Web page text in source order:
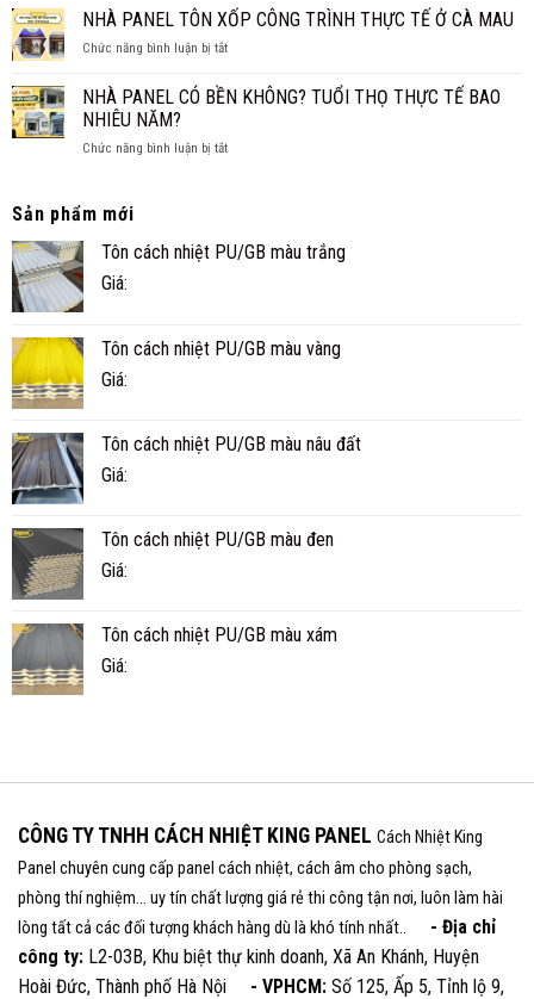
THỐNG?
GIA
NHỎ
NHANH
NGHI
XPS
CÁCH
ÂM
SÀN,
NHÀ PANEL TÔN XỐP CÔNG TRÌNH THỰC TẾ Ở CÀ MAU
Chức năng bình luận bị tắtở
PANEL
TÔN
CÔNG
CÀ
NHÀ PANEL CÓ BỀN KHÔNG? TUỔI THỌ THỰC TẾ BAO
NHIÊU NĂM?
Chức năng bình luận bị tắtở
KHÔNG?
BAO
Sản phẩm mới
Tôn cách nhiệt PU/GB màu trắng
Giá:
Tôn cách nhiệt PU/GB màu vàng
Giá:
Tôn cách nhiệt PU/GB màu nâu đất
Giá:
Tôn cách nhiệt PU/GB màu đen
Giá:
Tôn cách nhiệt PU/GB màu xám
Giá:
CÔNG TY TNHH CÁCH NHIỆT KING PANEL Cách Nhiệt King
Panel chuyên cung cấp panel cách nhiệt, cách âm cho phòng sạch,
phòng thí nghiệm... uy tín chất lượng giá rẻ thi công tận nơi, luôn làm hài
lòng tất cả các đối tượng khách hàng dù là khó tính nhất..
- Địa chỉ
công ty: L2-03B, Khu biệt thự kinh doanh, Xã An Khánh, Huyện
Hoài Đức, Thành phố Hà Nội - VPHCM: Số 125, Ấp 5, Tỉnh lộ 9,